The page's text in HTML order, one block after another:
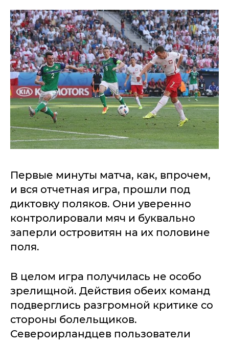
Первые минуты матча, как, впрочем,
и вся отчетная игра, прошли под
диктовку поляков. Они уверенно
контролировали мяч и буквально
заперли островитян на их половине
поля.
В целом игра получилась не особо
зрелищной. Действия обеих команд
подверглись разгромной критике со
стороны болельщиков.
Североирландцев пользователи